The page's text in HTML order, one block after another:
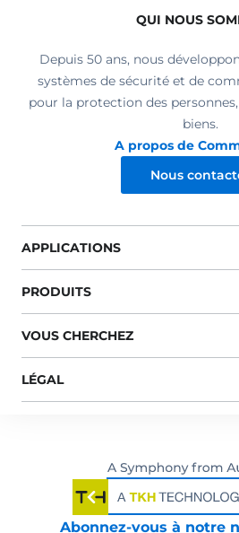
QUI NOUS
Depuis 50 ans, nous
systèmes de sécurité et de
pour la protection des
biens.
A propos de
Nous
APPLICATIONS
PRODUITS
VOUS CHERCHEZ
LÉGAL
Abonnez-vous à notre